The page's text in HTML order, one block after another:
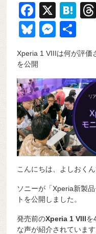
F
a
c
e
b
o
o
k
X
H
n
a
Bl
e
sk
y
M
ss
e
n
g
er
有
Xperia 1 VIIIは何が評価
を公開
こんにちは、よしおくん
ソニーが「Xperia新製
トを公開しました。
発売前のXperia 1 VIIIを
な声が紹介されています